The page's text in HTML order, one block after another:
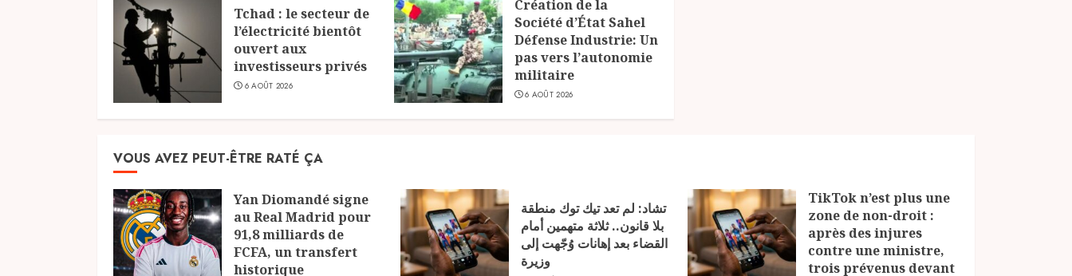
Tchad : le secteur de
l’électricité bientôt
ouvert aux
investisseurs privés
6 AOÛT 2026
Création de la
Société d’État Sahel
Défense Industrie: Un
pas vers l’autonomie
militaire
6 AOÛT 2026
VOUS AVEZ PEUT-ÊTRE RATÉ ÇA
Yan Diomandé signe
au Real Madrid pour
91,8 milliards de
FCFA, un transfert
historique
تشاد: لم تعد تيك توك منطقة
بلا قانون.. ثلاثة متهمين أمام
القضاء بعد إهانات وُجّهت إلى
وزيرة
TikTok n’est plus une
zone de non-droit :
après des injures
contre une ministre,
trois prévenus devant